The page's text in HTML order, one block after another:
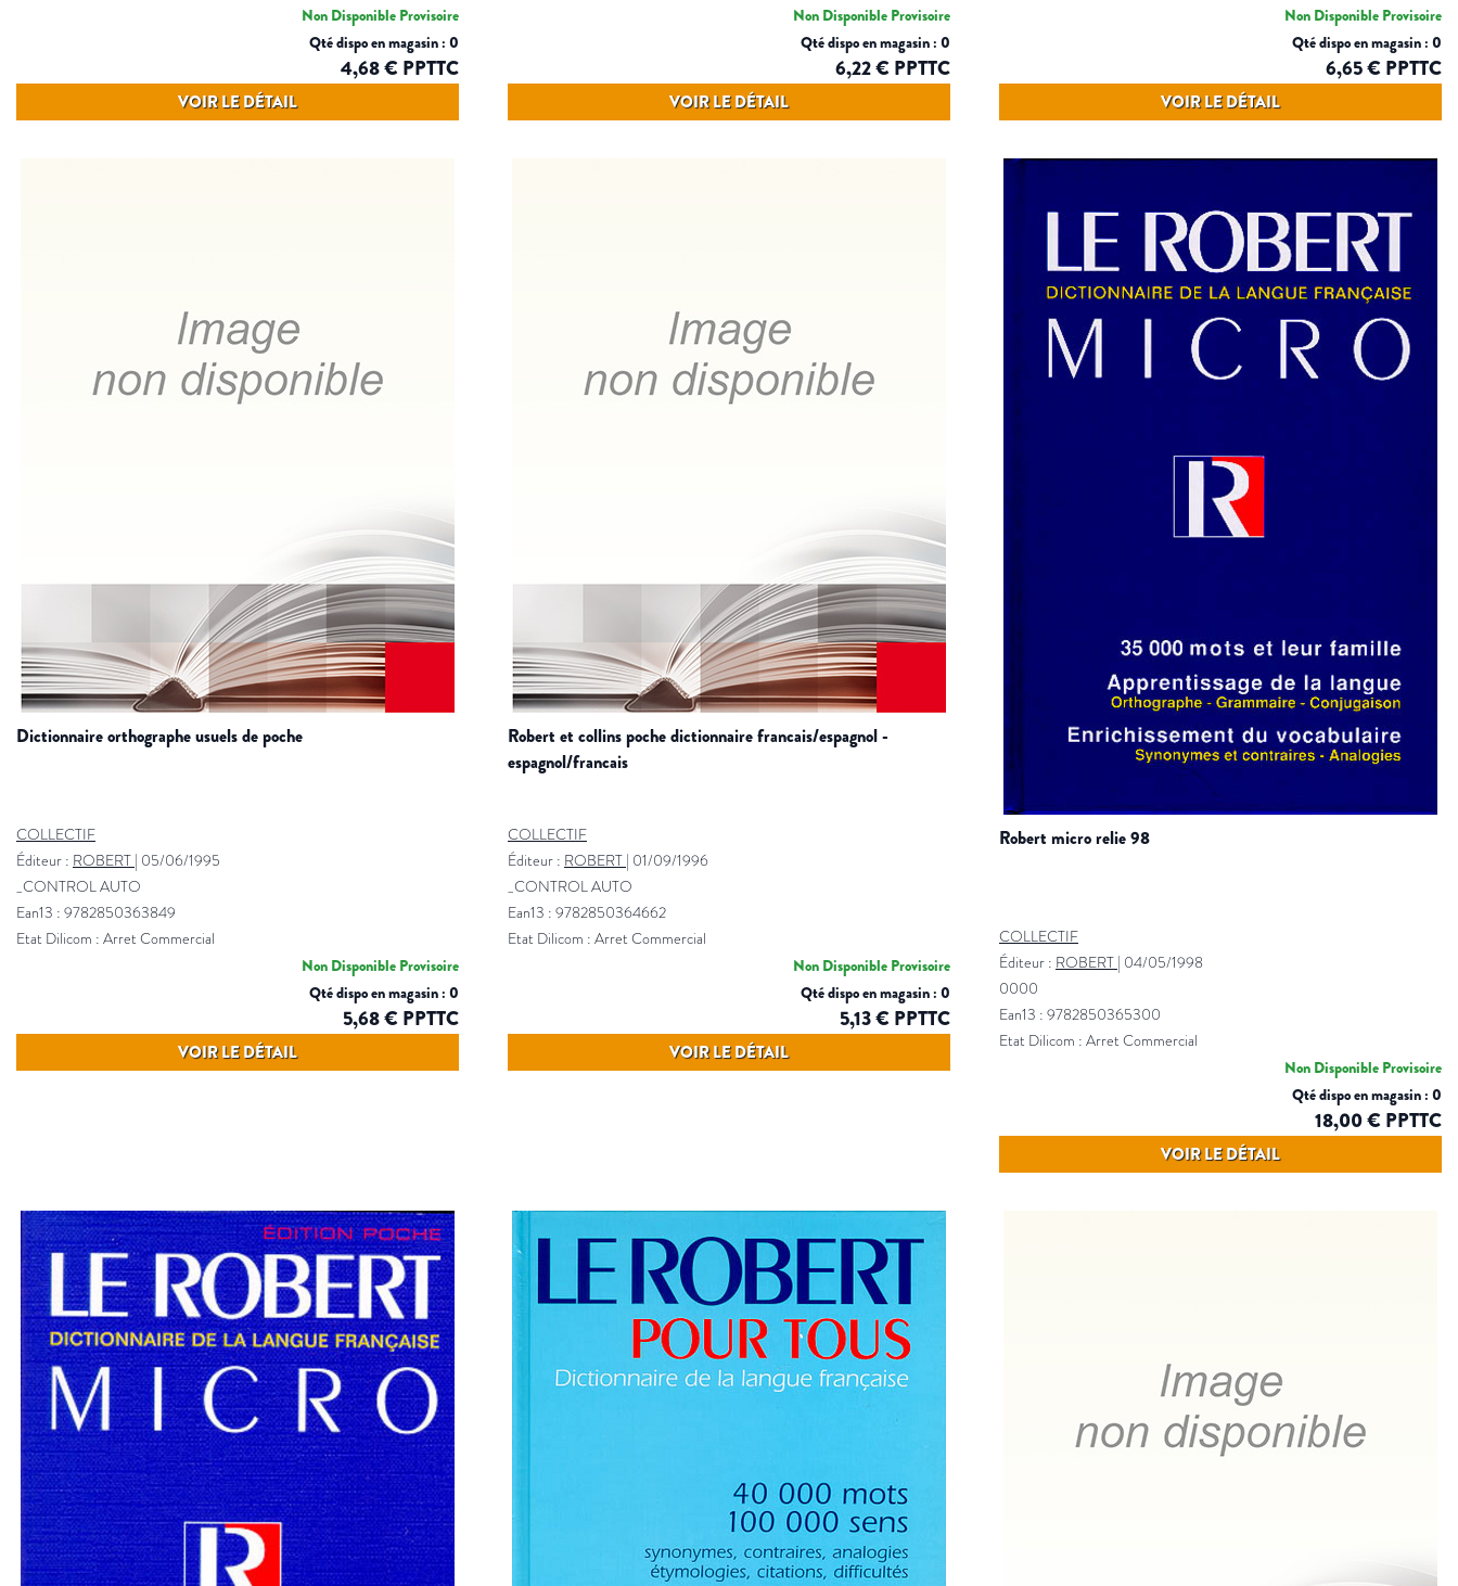
Non Disponible Provisoire
Qté dispo en magasin : 0
4,68 € PPTTC
VOIR LE DÉTAIL
Non Disponible Provisoire
Qté dispo en magasin : 0
6,22 € PPTTC
VOIR LE DÉTAIL
Non Disponible Provisoire
Qté dispo en magasin : 0
6,65 € PPTTC
VOIR LE DÉTAIL
dictionnaire orthographe usuels de poche
COLLECTIF
Éditeur : ROBERT | 05/06/1995
_CONTROL AUTO
Ean13 : 9782850363849
Etat Dilicom : Arret Commercial
Non Disponible Provisoire
Qté dispo en magasin : 0
5,68 € PPTTC
VOIR LE DÉTAIL
robert et collins poche dictionnaire francais/espagnol -
espagnol/francais
COLLECTIF
Éditeur : ROBERT | 01/09/1996
_CONTROL AUTO
Ean13 : 9782850364662
Etat Dilicom : Arret Commercial
Non Disponible Provisoire
Qté dispo en magasin : 0
5,13 € PPTTC
VOIR LE DÉTAIL
robert micro relie 98
COLLECTIF
Éditeur : ROBERT | 04/05/1998
0000
Ean13 : 9782850365300
Etat Dilicom : Arret Commercial
Non Disponible Provisoire
Qté dispo en magasin : 0
18,00 € PPTTC
VOIR LE DÉTAIL